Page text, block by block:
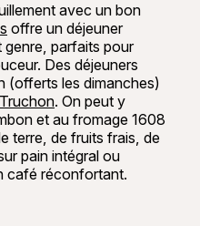
avec un bon
offre un déjeuner
parfaits pour
Des déjeuners
(offerts les dimanches)
. On peut y
et au fromage 1608
terre, de fruits frais, de
pain intégral ou
café réconfortant.